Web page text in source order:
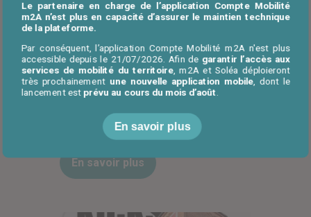
Actualités
Publié le31 juillet 2023
Ton avis compte !
En savoir plus
En savoir plus
Le partenaire en charge de l’application Compte Mobilité
m2A n’est plus en capacité d’assurer le maintien technique
de la plateforme.
Par conséquent, l’application Compte Mobilité m2A n'est plus
accessible depuis le 21/07/2026. Afin de garantir l’accès aux
services de mobilité du territoire, m2A et Soléa déploieront
très prochainement une nouvelle application mobile , dont le
lancement estprévu au cours du mois d’août